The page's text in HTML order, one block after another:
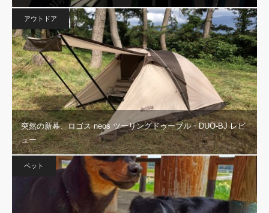
アウトドア
突然の新幕、ロゴス neos ツーリングドゥーブル・DUO-BJ レビ
ュー
ペット